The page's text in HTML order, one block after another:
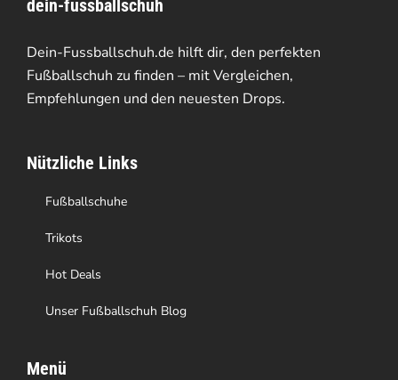
dein-fussballschuh
Dein-Fussballschuh.de hilft dir, den perfekten
Fußballschuh zu finden – mit Vergleichen,
Empfehlungen und den neuesten Drops.
Nützliche Links
Fußballschuhe
Trikots
Hot Deals
Unser Fußballschuh Blog
Menü